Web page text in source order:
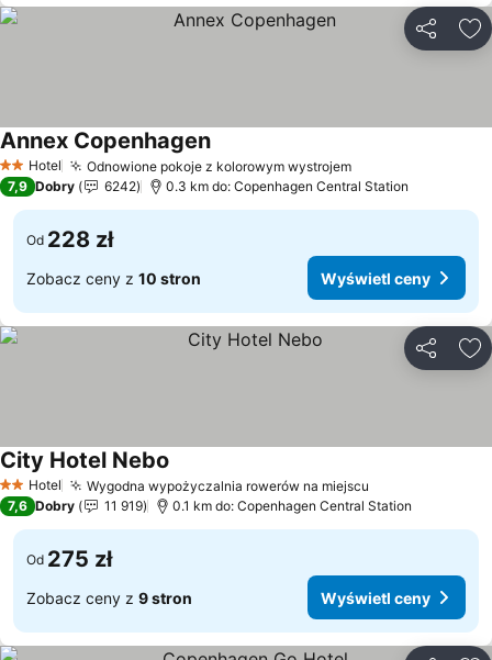
2 Kategoria
Hotel Odnowione pokoje z kolorowym wystrojem
Annex Copenhagen
7,9 Dobry 6242 0.3 km do: Copenhagen Central Station
Od 228 zł
Zobacz ceny z 10 stron Wyświetl ceny
2 Kategoria
Hotel Wygodna wypożyczalnia rowerów na miejscu
City Hotel Nebo
7,6 Dobry 11 919 0.1 km do: Copenhagen Central Station
Od 275 zł
Zobacz ceny z 9 stron Wyświetl ceny